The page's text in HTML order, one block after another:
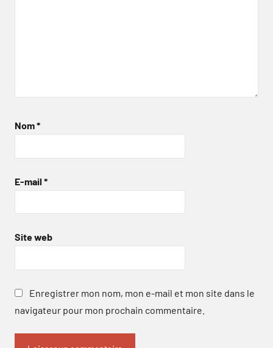
Nom*
E-mail *
Site web
Enregistrer mon nom, mon e-mail et mon site dans le
navigateur pour mon prochain commentaire.